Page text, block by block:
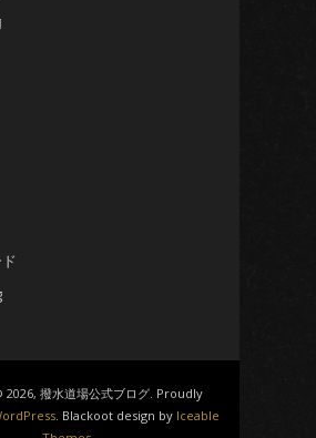
撥水道場公式ブログ. Proudly
. Blackoot design by Iceable